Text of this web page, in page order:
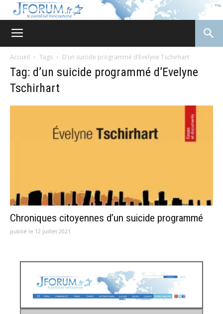
Accueil Tags D’un suicide programmé d’Evelyne Tschirhart
Tag: d’un suicide programmé d’Evelyne
Tschirhart
Chroniques citoyennes d’un suicide programmé
publié le 12 juillet 2021